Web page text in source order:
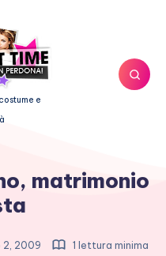
e
matrimonio
2, 2009 1 lettura minima